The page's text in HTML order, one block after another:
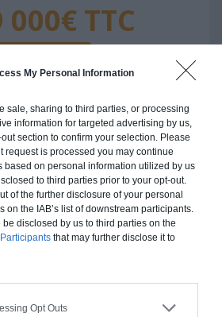
My Personal Information
sale, sharing to third parties, or processing
information for targeted advertising by us,
section to confirm your selection. Please
request is processed you may continue
based on personal information utilized by us
to third parties prior to your opt-out.
of the further disclosure of your personal
on the IAB’s list of downstream participants.
disclosed by us to third parties on the
that may further disclose it to
Opt Outs
000€ TTC
ossature bois
pour : Fondations et normes
en ossature bois isolé.
gamme. Le prix "clé en main"
et le second oeuvre (cuisine,
mais exclut piscine, jardin et